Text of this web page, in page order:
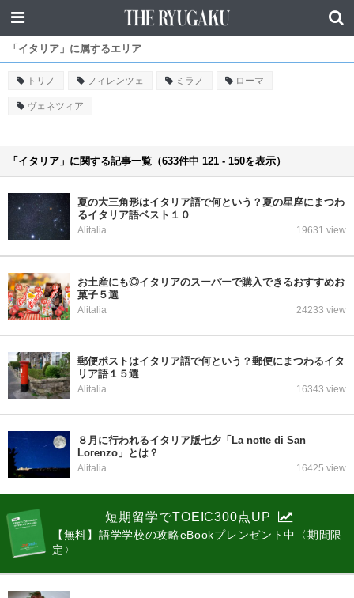
「イタリア」に属するエリア
トリノ フィレンツェ ミラノ ローマ
ヴェネツィア
「イタリア」に関する記事一覧（633件中 121 - 150を表示）
夏の大三角形はイタリア語で何という？夏の星座にまつわ
るイタリア語ベスト１０
Alitalia 19631 view
お土産にも◎イタリアのスーパーで購入できるおすすめお
菓子５選
Alitalia 24233 view
郵便ポストはイタリア語で何という？郵便にまつわるイタ
リア語１５選
Alitalia 16343 view
８月に行われるイタリア版七夕「La notte di San
Lorenzo」とは？
Alitalia 16425 view
短期留学でTOEIC300点UP
【無料】語学学校の攻略eBookプレンゼント中〈期間限
定〉